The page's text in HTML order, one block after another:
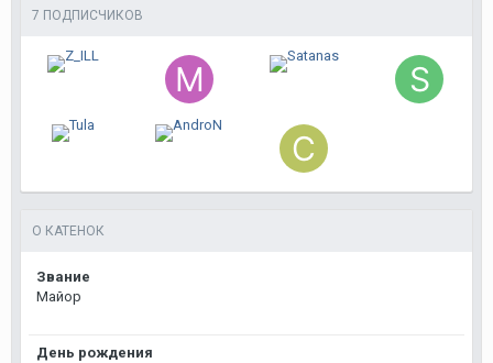
7 ПОДПИСЧИКОВ
О КАТЕНОК
Звание
Майор
День рождения